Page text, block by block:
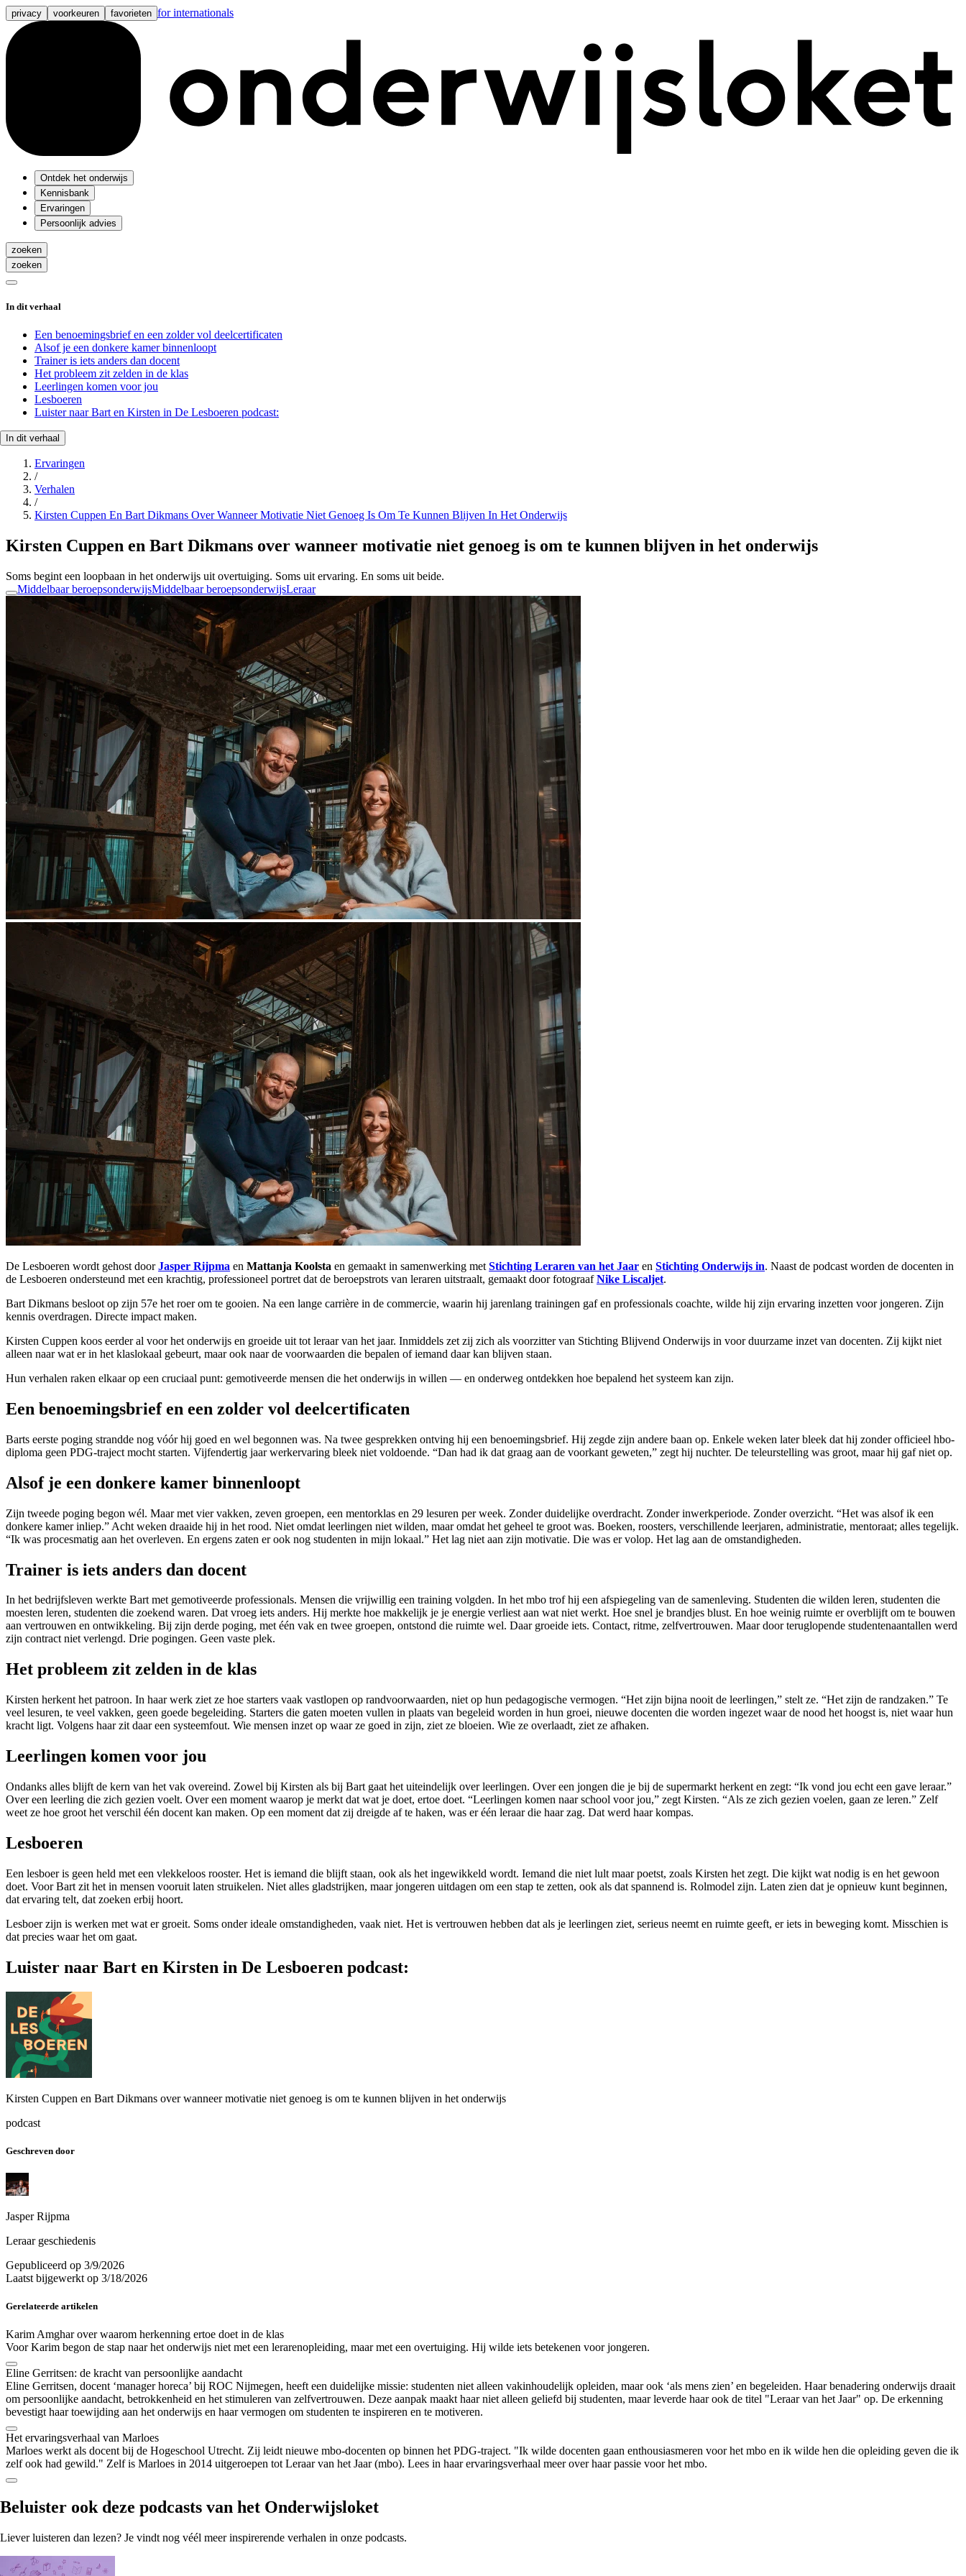
privacy voorkeuren favorieten for internationals
Ontdek het onderwijs
Kennisbank
Ervaringen
Persoonlijk advies
zoeken
zoeken
In dit verhaal
Een benoemingsbrief en een zolder vol deelcertificaten
Alsof je een donkere kamer binnenloopt
Trainer is iets anders dan docent
Het probleem zit zelden in de klas
Leerlingen komen voor jou
Lesboeren
Luister naar Bart en Kirsten in De Lesboeren podcast:
In dit verhaal
Ervaringen
/
Verhalen
/
Kirsten Cuppen En Bart Dikmans Over Wanneer Motivatie Niet Genoeg Is Om Te Kunnen Blijven In Het Onderwijs
Kirsten Cuppen en Bart Dikmans over wanneer motivatie niet genoeg is om te kunnen blijven in het onderwijs
Soms begint een loopbaan in het onderwijs uit overtuiging. Soms uit ervaring. En soms uit beide.
Middelbaar beroepsonderwijsMiddelbaar beroepsonderwijsLeraar
De Lesboeren wordt gehost doorJasper Rijpma en Mattanja Koolsta en gemaakt in samenwerking met ⁠Stichting Leraren van het Jaar⁠ en ⁠Stichting Onderwijs in⁠. Naast de podcast worden de docenten in
de Lesboeren ondersteund met een krachtig, professioneel portret dat de beroepstrots van leraren uitstraalt, gemaakt door fotograaf⁠Nike Liscaljet⁠.
Bart Dikmans besloot op zijn 57e het roer om te gooien. Na een lange carrière in de commercie, waarin hij jarenlang trainingen gaf en professionals coachte, wilde hij zijn ervaring inzetten voor jongeren. Zijn
kennis overdragen. Directe impact maken.
Kirsten Cuppen koos eerder al voor het onderwijs en groeide uit tot leraar van het jaar. Inmiddels zet zij zich als voorzitter van Stichting Blijvend Onderwijs in voor duurzame inzet van docenten. Zij kijkt niet
alleen naar wat er in het klaslokaal gebeurt, maar ook naar de voorwaarden die bepalen of iemand daar kan blijven staan.
Hun verhalen raken elkaar op een cruciaal punt: gemotiveerde mensen die het onderwijs in willen — en onderweg ontdekken hoe bepalend het systeem kan zijn.
Een benoemingsbrief en een zolder vol deelcertificaten
Barts eerste poging strandde nog vóór hij goed en wel begonnen was. Na twee gesprekken ontving hij een benoemingsbrief. Hij zegde zijn andere baan op. Enkele weken later bleek dat hij zonder officieel hbo-
diploma geen PDG-traject mocht starten. Vijfendertig jaar werkervaring bleek niet voldoende. “Dan had ik dat graag aan de voorkant geweten,” zegt hij nuchter. De teleurstelling was groot, maar hij gaf niet op.
Alsof je een donkere kamer binnenloopt
Zijn tweede poging begon wél. Maar met vier vakken, zeven groepen, een mentorklas en 29 lesuren per week. Zonder duidelijke overdracht. Zonder inwerkperiode. Zonder overzicht. “Het was alsof ik een
donkere kamer inliep.” Acht weken draaide hij in het rood. Niet omdat leerlingen niet wilden, maar omdat het geheel te groot was. Boeken, roosters, verschillende leerjaren, administratie, mentoraat; alles tegelijk.
“Ik was procesmatig aan het overleven. En ergens zaten er ook nog studenten in mijn lokaal.” Het lag niet aan zijn motivatie. Die was er volop. Het lag aan de omstandigheden.
Trainer is iets anders dan docent
In het bedrijfsleven werkte Bart met gemotiveerde professionals. Mensen die vrijwillig een training volgden. In het mbo trof hij een afspiegeling van de samenleving. Studenten die wilden leren, studenten die
moesten leren, studenten die zoekend waren. Dat vroeg iets anders. Hij merkte hoe makkelijk je je energie verliest aan wat niet werkt. Hoe snel je brandjes blust. En hoe weinig ruimte er overblijft om te bouwen
aan vertrouwen en ontwikkeling. Bij zijn derde poging, met één vak en twee groepen, ontstond die ruimte wel. Daar groeide iets. Contact, ritme, zelfvertrouwen. Maar door teruglopende studentenaantallen werd
zijn contract niet verlengd. Drie pogingen. Geen vaste plek.
Het probleem zit zelden in de klas
Kirsten herkent het patroon. In haar werk ziet ze hoe starters vaak vastlopen op randvoorwaarden, niet op hun pedagogische vermogen. “Het zijn bijna nooit de leerlingen,” stelt ze. “Het zijn de randzaken.” Te
veel lesuren, te veel vakken, geen goede begeleiding. Starters die gaten moeten vullen in plaats van begeleid worden in hun groei, nieuwe docenten die worden ingezet waar de nood het hoogst is, niet waar hun
kracht ligt. Volgens haar zit daar een systeemfout. Wie mensen inzet op waar ze goed in zijn, ziet ze bloeien. Wie ze overlaadt, ziet ze afhaken.
Leerlingen komen voor jou
Ondanks alles blijft de kern van het vak overeind. Zowel bij Kirsten als bij Bart gaat het uiteindelijk over leerlingen. Over een jongen die je bij de supermarkt herkent en zegt: “Ik vond jou echt een gave leraar.”
Over een leerling die zich gezien voelt. Over een moment waarop je merkt dat wat je doet, ertoe doet. “Leerlingen komen naar school voor jou,” zegt Kirsten. “Als ze zich gezien voelen, gaan ze leren.” Zelf
weet ze hoe groot het verschil één docent kan maken. Op een moment dat zij dreigde af te haken, was er één leraar die haar zag. Dat werd haar kompas.
Lesboeren
Een lesboer is geen held met een vlekkeloos rooster. Het is iemand die blijft staan, ook als het ingewikkeld wordt. Iemand die niet lult maar poetst, zoals Kirsten het zegt. Die kijkt wat nodig is en het gewoon
doet. Voor Bart zit het in mensen vooruit laten struikelen. Niet alles gladstrijken, maar jongeren uitdagen om een stap te zetten, ook als dat spannend is. Rolmodel zijn. Laten zien dat je opnieuw kunt beginnen,
dat ervaring telt, dat zoeken erbij hoort.
Lesboer zijn is werken met wat er groeit. Soms onder ideale omstandigheden, vaak niet. Het is vertrouwen hebben dat als je leerlingen ziet, serieus neemt en ruimte geeft, er iets in beweging komt. Misschien is
dat precies waar het om gaat.
Luister naar Bart en Kirsten in De Lesboeren podcast:
Kirsten Cuppen en Bart Dikmans over wanneer motivatie niet genoeg is om te kunnen blijven in het onderwijs
podcast
Geschreven door
Jasper Rijpma
Leraar geschiedenis
Gepubliceerd op 3/9/2026
Laatst bijgewerkt op 3/18/2026
Gerelateerde artikelen
Karim Amghar over waarom herkenning ertoe doet in de klas
Voor Karim begon de stap naar het onderwijs niet met een lerarenopleiding, maar met een overtuiging. Hij wilde iets betekenen voor jongeren.
Eline Gerritsen: de kracht van persoonlijke aandacht
Eline Gerritsen, docent ‘manager horeca’ bij ROC Nijmegen, heeft een duidelijke missie: studenten niet alleen vakinhoudelijk opleiden, maar ook ‘als mens zien’ en begeleiden. Haar benadering onderwijs draait
om persoonlijke aandacht, betrokkenheid en het stimuleren van zelfvertrouwen. Deze aanpak maakt haar niet alleen geliefd bij studenten, maar leverde haar ook de titel "Leraar van het Jaar" op. De erkenning
bevestigt haar toewijding aan het onderwijs en haar vermogen om studenten te inspireren en te motiveren.
Het ervaringsverhaal van Marloes
Marloes werkt als docent bij de Hogeschool Utrecht. Zij leidt nieuwe mbo-docenten op binnen het PDG-traject. "Ik wilde docenten gaan enthousiasmeren voor het mbo en ik wilde hen die opleiding geven die ik
zelf ook had gewild." Zelf is Marloes in 2014 uitgeroepen tot Leraar van het Jaar (mbo). Lees in haar ervaringsverhaal meer over haar passie voor het mbo.
Beluister ook deze podcasts van het Onderwijsloket
Liever luisteren dan lezen? Je vindt nog véél meer inspirerende verhalen in onze podcasts.